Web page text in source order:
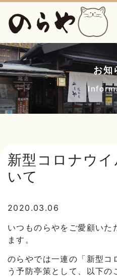
お知
新型コロナウ
いて
2020.03.06
いつものらやをご愛顧いた
ます。
のらやでは一連の「新型コ
う予防亭策として、以下